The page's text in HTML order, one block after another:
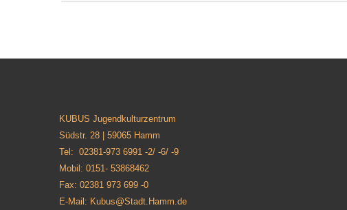
KUBUS Jugendkulturzentrum
Südstr. 28 | 59065 Hamm
Tel: 02381-973 6991 -2/ -6/ -9
Mobil: 0151- 53868462
Fax: 02381 973 699 -0
E-Mail: Kubus@Stadt.Hamm.de